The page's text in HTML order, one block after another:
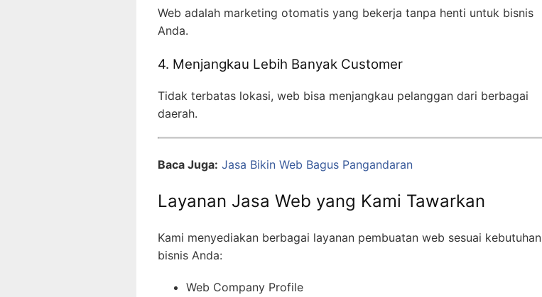
Web adalah marketing otomatis yang bekerja tanpa henti untuk bisnis
Anda.
4. Menjangkau Lebih Banyak Customer
Tidak terbatas lokasi, web bisa menjangkau pelanggan dari berbagai
daerah.
Baca Juga: Jasa Bikin Web Bagus Pangandaran
Layanan Jasa Web yang Kami Tawarkan
Kami menyediakan berbagai layanan pembuatan web sesuai kebutuhan
bisnis Anda:
Web Company Profile